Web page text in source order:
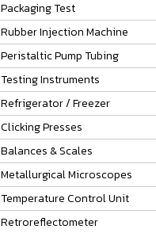
Packaging Test
Rubber Injection Machine
Peristaltic Pump Tubing
Testing Instruments
Refrigerator / Freezer
Clicking Presses
Balances & Scales
Metallurgical Microscopes
Temperature Control Unit
Retroreflectometer